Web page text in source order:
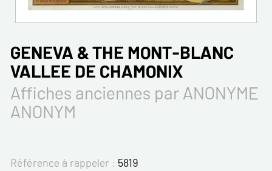
GENEVA & THE MONT-BLANC
VALLEE DE CHAMONIX
Affiches anciennes par ANONYME
ANONYM
Référence à rappeler : 5819